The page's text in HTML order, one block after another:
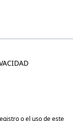
o el uso de este